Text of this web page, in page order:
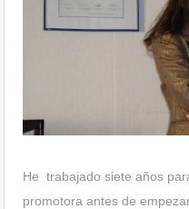
He trabajado siete años
promotora antes de